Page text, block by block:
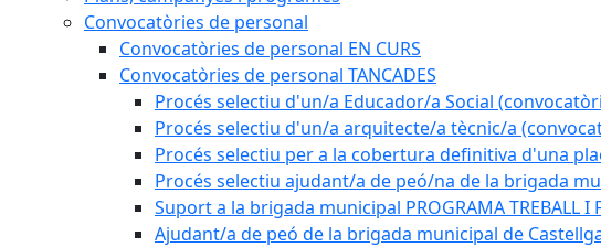
Convocatòries de personal
Convocatòries de personal EN CURS
Convocatòries de personal TANCADES
Procés selectiu d'un/a Educador/a Social
Procés selectiu d'un/a arquitecte/a tècnic/a
Procés selectiu per a la cobertura definitiva d'una
Procés selectiu ajudant/a de peó/na de la brigada
Suport a la brigada municipal PROGRAMA TREBALL I
Ajudant/a de peó de la brigada municipal de